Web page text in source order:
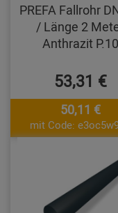
PREFA Fallrohr
/ Länge 2
Anthrazit P.10
53,31 €
50,11 €
mit Code: